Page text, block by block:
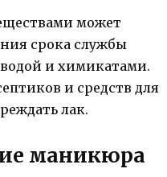
может
срока службы
и химикатами.
и средств для
лак.
маникюра